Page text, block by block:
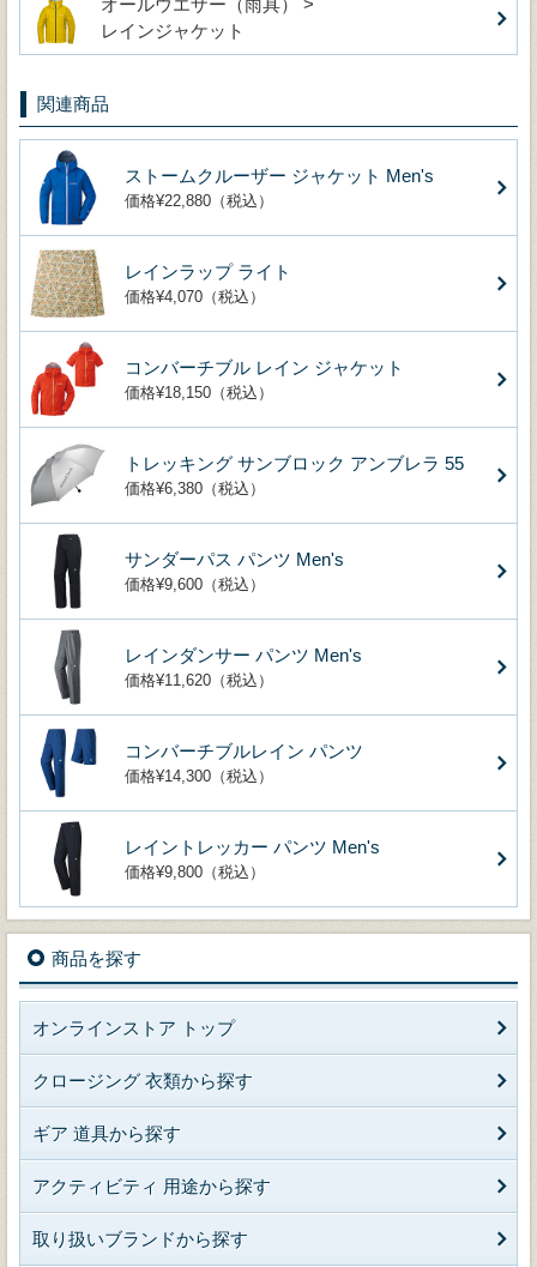
レインジャケット
関連商品
ストームクルーザー ジャケット Men's
価格¥22,880（税込）
レインラップ ライト
価格¥4,070（税込）
コンバーチブル レイン ジャケット
価格¥18,150（税込）
トレッキング サンブロック アンブレラ 55
価格¥6,380（税込）
サンダーパス パンツ Men's
価格¥9,600（税込）
レインダンサー パンツ Men's
価格¥11,620（税込）
コンバーチブルレイン パンツ
価格¥14,300（税込）
レイントレッカー パンツ Men's
価格¥9,800（税込）
商品を探す
オンラインストア トップ
クロージング 衣類から探す
ギア 道具から探す
アクティビティ 用途から探す
取り扱いブランドから探す